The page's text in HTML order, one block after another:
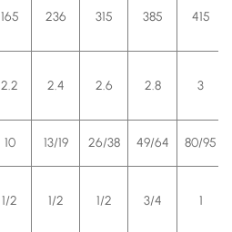
165 236 315 385 415
2.2 2.4 2.6 2.8 3
10 13/19 26/38 49/64 80/95
1/2 1/2 1/2 3/4 1